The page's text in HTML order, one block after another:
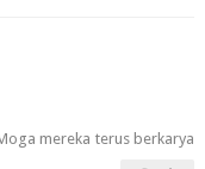
mereka terus berkarya